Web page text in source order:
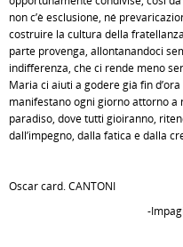
non c’è esclusione, né
costruire la cultura della
parte provenga, allontanandoci
indifferenza, che ci rende meno
Maria ci aiuti a godere già fin
manifestano ogni giorno attorno a
paradiso, dove tutti gioiranno,
dall’impegno, dalla fatica e dalla
Oscar card. CANTONI
-Impaginazione a